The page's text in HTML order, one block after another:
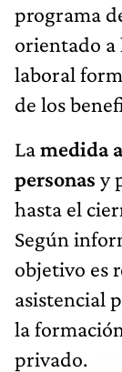
programa
orientado a
laboral
de los
Lamedida
personas y
hasta el
Según
objetivo es
asistencial
la
privado.